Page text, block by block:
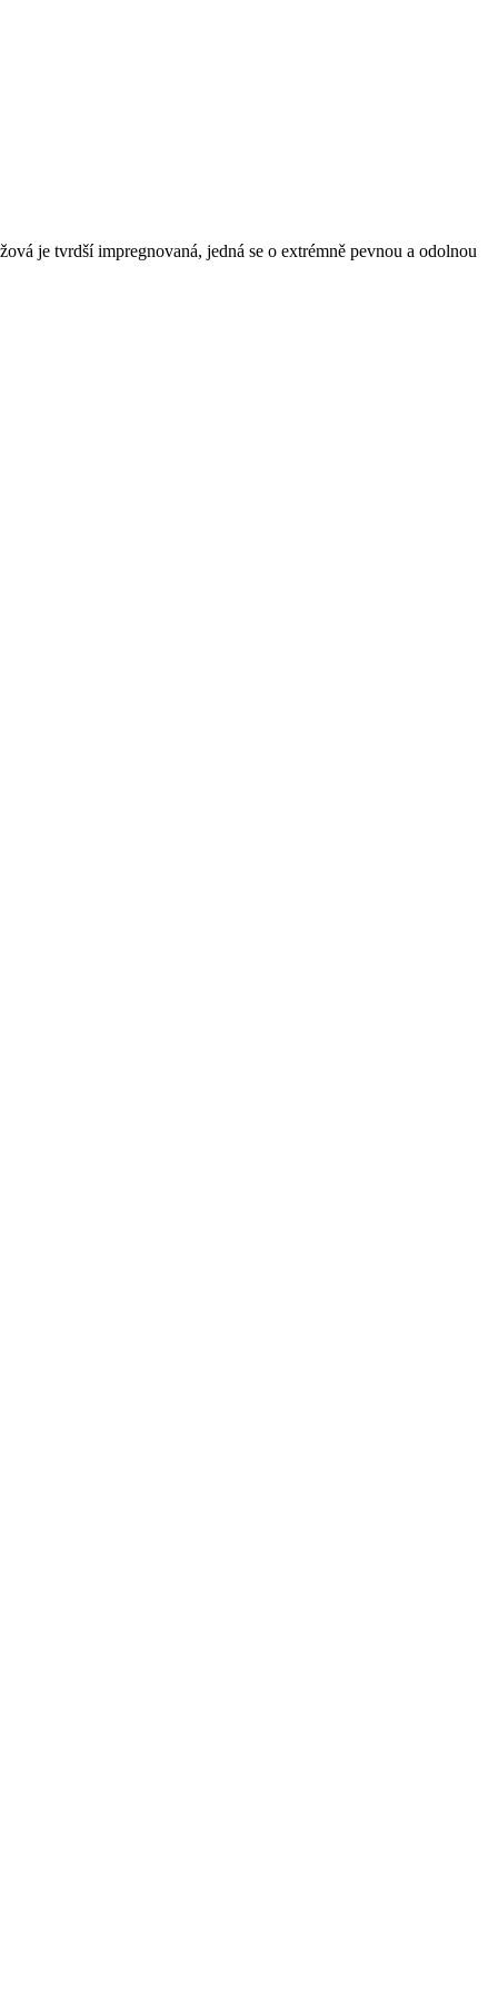
je tvrdší impregnovaná, jedná se o extrémně pevnou a odolnou